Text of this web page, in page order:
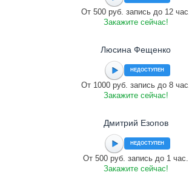
От 500 руб. запись до 12
Закажите сейчас!
Люсина Фещенко
НЕДОСТУПЕН
От 1000 руб. запись до 8
Закажите сейчас!
Дмитрий Езопов
НЕДОСТУПЕН
От 500 руб. запись до 1 час.
Закажите сейчас!